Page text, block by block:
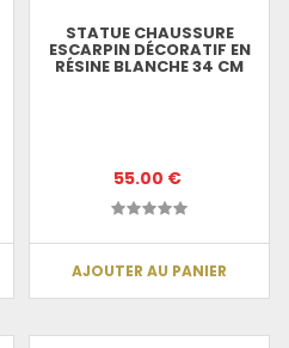
STATUE CHAUSSURE
ESCARPIN DÉCORATIF EN
RÉSINE BLANCHE 34 CM
55.00 €
AJOUTER AU PANIER